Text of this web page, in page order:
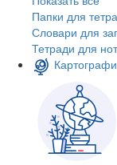
Папки для
Словари для
Тетради для нот